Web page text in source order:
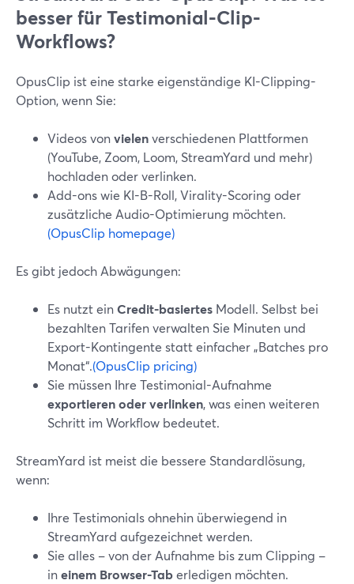
besser für Testimonial-Clip-
Workflows?
OpusClip ist eine starke eigenständige KI-Clipping-
Option, wenn Sie:
Videos vonvielenverschiedenen Plattformen
(YouTube, Zoom, Loom, StreamYard und mehr)
hochladen oder verlinken.
Add-ons wie KI-B-Roll, Virality-Scoring oder
zusätzliche Audio-Optimierung möchten.
(OpusClip homepage)
Es gibt jedoch Abwägungen:
Es nutzt einCredit-basiertes Modell. Selbst bei
bezahlten Tarifen verwalten Sie Minuten und
Export-Kontingente statt einfacher „Batches pro
Monat“.(OpusClip pricing)
Sie müssen Ihre Testimonial-Aufnahme
exportieren oder verlinken, was einen weiteren
Schritt im Workflow bedeutet.
StreamYard ist meist die bessere Standardlösung,
wenn:
Ihre Testimonials ohnehin überwiegend in
StreamYard aufgezeichnet werden.
Sie alles – von der Aufnahme bis zum Clipping –
ineinem Browser-Taberledigen möchten.